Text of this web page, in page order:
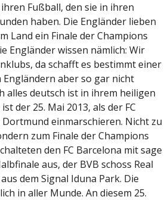
Fußball, den sie in ihren
haben. Die Engländer lieben
Land ein Finale der Champions
Engländer wissen nämlich: Wir
da schafft es bestimmt einer
Engländern aber so gar nicht
alles deutsch ist in ihrem heiligen
der 25. Mai 2013, als der FC
einmarschieren. Nicht zu
zum Finale der Champions
den FC Barcelona mit sage
aus, der BVB schoss Real
dem Signal Iduna Park. Die
in aller Munde. An diesem 25.